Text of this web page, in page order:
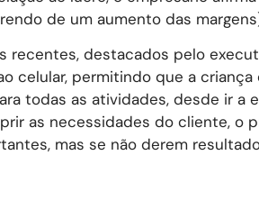
de um aumento das
recentes, destacados pelo
celular, permitindo que a
todas as atividades, desde ir
as necessidades do cliente, o
mas se não derem